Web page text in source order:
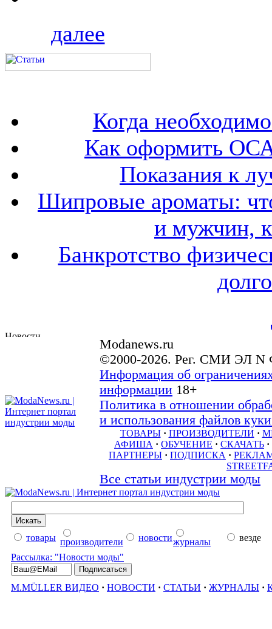
далее
Когда
Как оформить
Показания к
Шипровые ароматы:
и мужчин,
Банкротство
Modanews.ru
©2000-2026. Рег. СМИ ЭЛ N
Информация об
информации 18+
Политика в отношении
и использования файлов
ТОВАРЫ · ПРОИЗВОДИТЕЛИ ·
АФИША · ОБУЧЕНИЕ · СКАЧАТЬ ·
ПАРТНЕРЫ · ПОДПИСКА ·
Все статьи индустрии моды
товары производители новостижурналы
везде
Рассылка: "Новости моды"
M.MÜLLER ВИДЕО · НОВОСТИ · СТАТЬИ · ЖУРНАЛЫ ·